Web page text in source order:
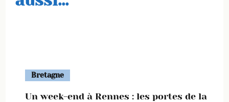
Bretagne
Un week-end à Rennes : les portes de la